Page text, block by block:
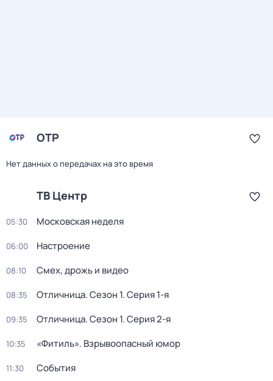
ОТР
Нет данных о передачах на это время
ТВ Центр
05:30 Московская неделя
06:00 Настроение
08:10 Смех, дрожь и видео
08:35 Отличница. Сезон 1. Серия 1-я
09:35 Отличница. Сезон 1. Серия 2-я
10:35 «Фитиль». Взрывоопасный юмор
11:30 События